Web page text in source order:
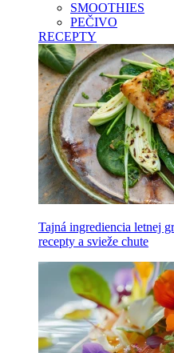
SMOOTHIES
PEČIVO
RECEPTY
Tajná ingrediencia letnej
recepty a svieže chute